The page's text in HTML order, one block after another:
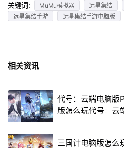
关键词: MuMu模拟器 远星集结
远星集结手游
远星集结手游电脑版
相关资讯
代号：云端电脑版
版怎么玩代号：云
三国计电脑版怎么